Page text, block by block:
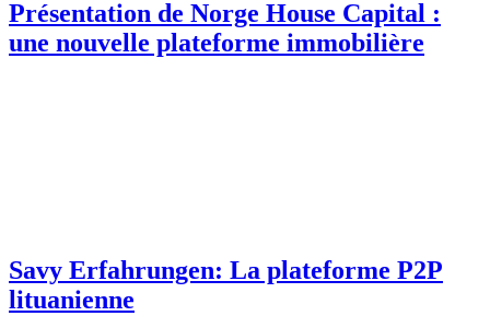
Présentation de Norge House Capital :
une nouvelle plateforme immobilière
Savy Erfahrungen: La plateforme P2P
lituanienne